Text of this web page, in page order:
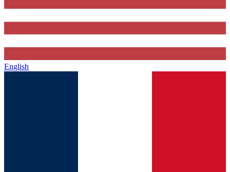
English